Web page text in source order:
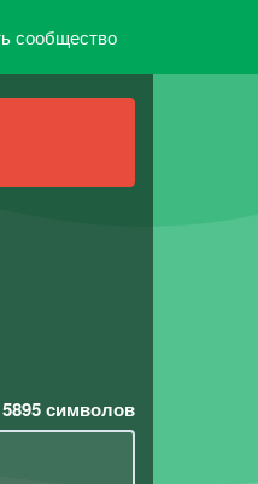
сообщество
символов